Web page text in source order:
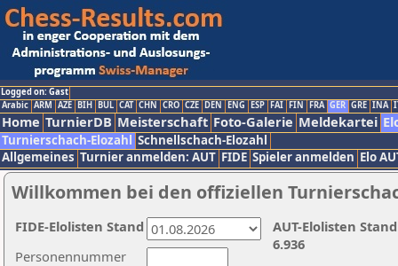
Logged on: Gast
Arabic ARM AZE BIH BUL CAT CHN CRO CZE DEN ENG ESP FAI FIN FRA GER GRE INA
Home TurnierDB Meisterschaft Foto-Galerie Meldekartei
Turnierschach-Elozahl Schnellschach-Elozahl
Allgemeines Turnier anmelden: AUT FIDE Spieler anmelden Elo
Willkommen bei den offiziellen
Personennummer
AUT-Elolisten
6.936
FIDE-Elolisten Stand